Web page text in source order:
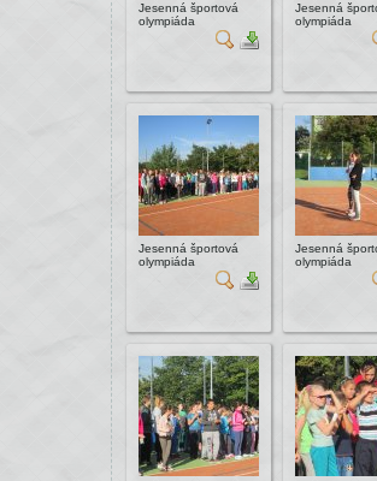
Jesenná športová
olympiáda
Jesenná
olympiáda
Jesenná športová
olympiáda
Jesenná
olympiáda